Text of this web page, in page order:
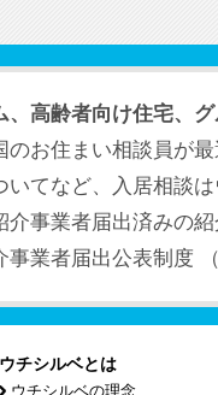
、高齢者向け住宅、
のお住まい相談員が
てなど、入居相談
事業者届出済みの
事業者届出公表制度
ウチシルベとは
ウチシルベの理念